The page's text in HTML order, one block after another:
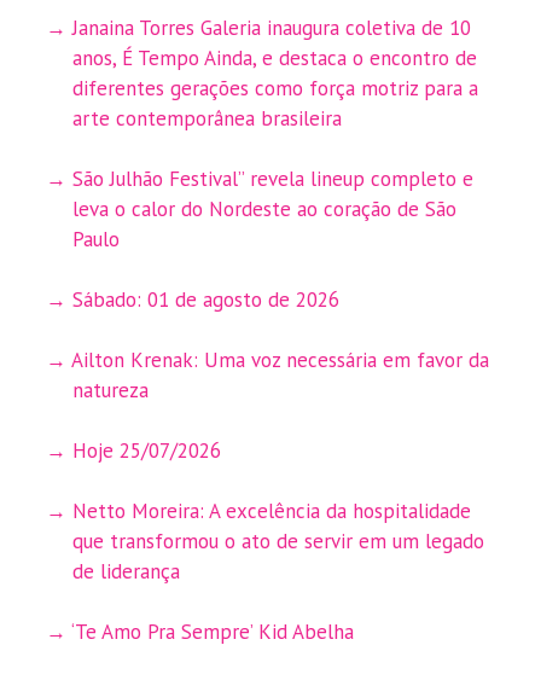
Janaina Torres Galeria inaugura coletiva de 10
anos, É Tempo Ainda, e destaca o encontro de
diferentes gerações como força motriz para a
arte contemporânea brasileira
São Julhão Festival” revela lineup completo e
leva o calor do Nordeste ao coração de São
Paulo
Sábado: 01 de agosto de 2026
Ailton Krenak: Uma voz necessária em favor da
natureza
Hoje 25/07/2026
Netto Moreira: A excelência da hospitalidade
que transformou o ato de servir em um legado
de liderança
‘Te Amo Pra Sempre’ Kid Abelha